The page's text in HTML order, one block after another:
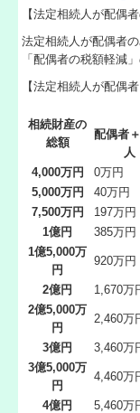
補助金・助成金・
関与先向け融資商
経営改善オンデマ
リンク集
お問合せ
お知らせ
個人情報保護方針
【法定相続人が配偶
法定相続人が配偶者
「配偶者の税額軽減
【法定相続人が配偶
相続財産の
総額
配偶者
人
4,000万円
0万円
5,000万円
40万円
7,500万円
197万円
1億円
385万円
1億5,000万
円
920万円
2億円 1,670万
2億5,000万
円
2,460万
3億円 3,460万
3億5,000万
円
4,460万
4億円 5,460万